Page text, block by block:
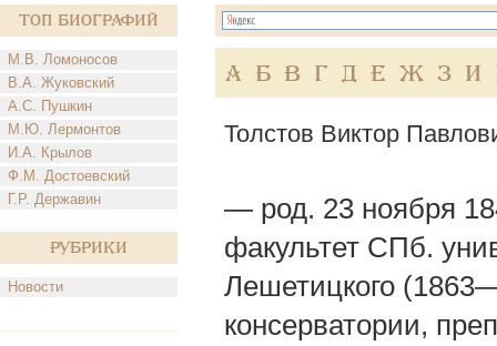
Топ Биографий
М.В. Ломоносов
В.А. Жуковский
А.С. Пушкин
М.Ю. Лермонтов
И.А. Крылов
Ф.М. Достоевский
Г.Р. Державин
Рубрики
Новости
А Б В Г Д Е Ж З И
Толстов Виктор
— род. 23 ноября
факультет СПб.
Лешетицкого
консерватории,